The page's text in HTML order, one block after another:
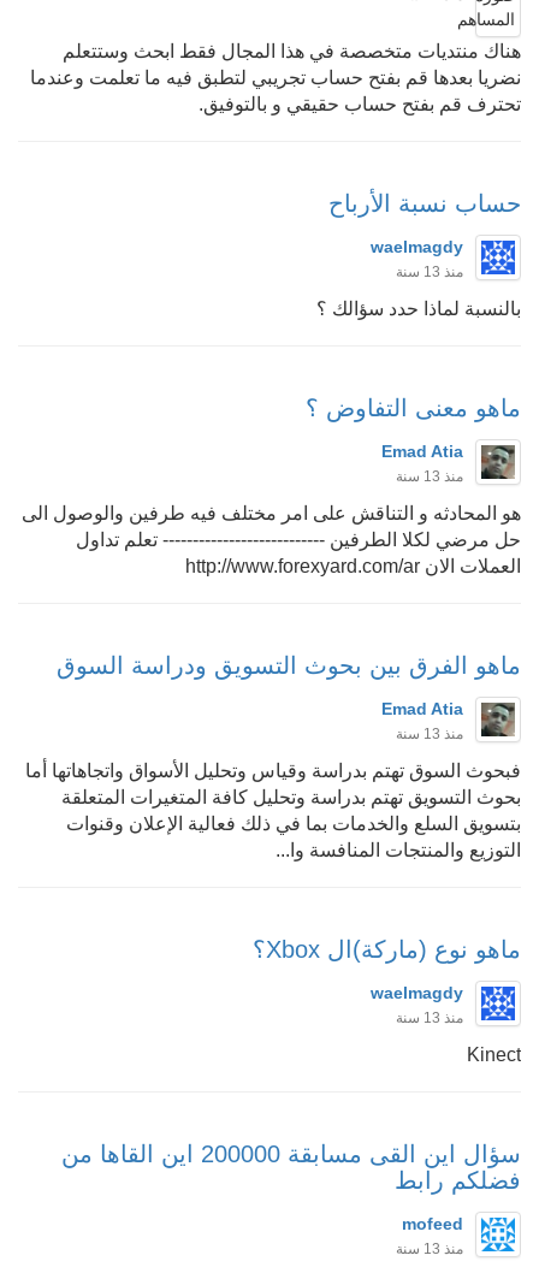
هناك منتديات متخصصة في هذا المجال فقط ابحث وستتعلم
نضريا بعدها قم بفتح حساب تجريبي لتطبق فيه ما تعلمت وعندما
تحترف قم بفتح حساب حقيقي و بالتوفيق.
حساب نسبة الأرباح
waelmagdy
منذ 13 سنة
بالنسبة لماذا حدد سؤالك ؟
ماهو معنى التفاوض ؟
Emad Atia
منذ 13 سنة
هو المحادثه و التناقش على امر مختلف فيه طرفين والوصول الى
حل مرضي لكلا الطرفين --------------------------- تعلم تداول
العملات الان http://www.forexyard.com/ar
ماهو الفرق بين بحوث التسويق ودراسة السوق
Emad Atia
منذ 13 سنة
فبحوث السوق تهتم بدراسة وقياس وتحليل الأسواق واتجاهاتها أما
بحوث التسويق تهتم بدراسة وتحليل كافة المتغيرات المتعلقة
بتسويق السلع والخدمات بما في ذلك فعالية الإعلان وقنوات
التوزيع والمنتجات المنافسة وا...
ماهو نوع (ماركة)ال Xbox؟
waelmagdy
منذ 13 سنة
Kinect
سؤال اين القى مسابقة 200000 اين القاها من
فضلكم رابط
mofeed
منذ 13 سنة